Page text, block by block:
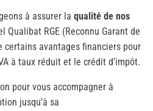
à assurer laqualité de nos
Qualibat RGE (Reconnu Garant de
certains avantages financiers pour
à taux réduit et le crédit d’impôt.
pour vous accompagner à
jusqu’à sa